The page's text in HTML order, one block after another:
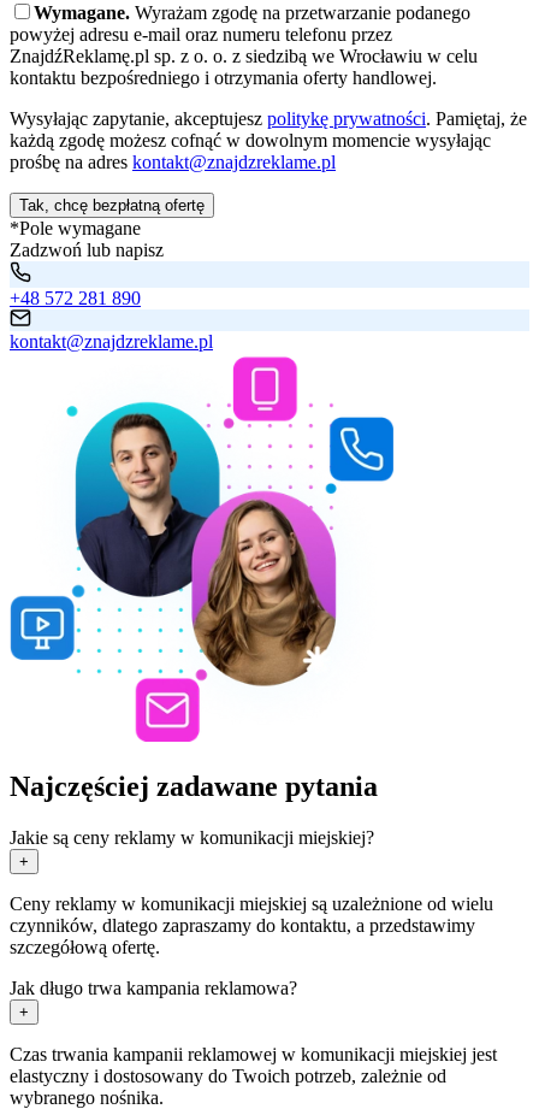
Wymagane. Wyrażam zgodę na przetwarzanie podanego
powyżej adresu e-mail oraz numeru telefonu przez
ZnajdźReklamę.pl sp. z o. o. z siedzibą we Wrocławiu w celu
kontaktu bezpośredniego i otrzymania oferty handlowej.
Wysyłając zapytanie, akceptujesz politykę prywatności. Pamiętaj, że
każdą zgodę możesz cofnąć w dowolnym momencie wysyłając
prośbę na adres kontakt@znajdzreklame.pl
Tak, chcę bezpłatną ofertę
*Pole wymagane
Zadzwoń lub napisz
+48 572 281 890
kontakt@znajdzreklame.pl
Najczęściej zadawane pytania
Jakie są ceny reklamy w komunikacji miejskiej?
+
Ceny reklamy w komunikacji miejskiej są uzależnione od wielu
czynników, dlatego zapraszamy do kontaktu, a przedstawimy
szczegółową ofertę.
Jak długo trwa kampania reklamowa?
+
Czas trwania kampanii reklamowej w komunikacji miejskiej jest
elastyczny i dostosowany do Twoich potrzeb, zależnie od
wybranego nośnika.